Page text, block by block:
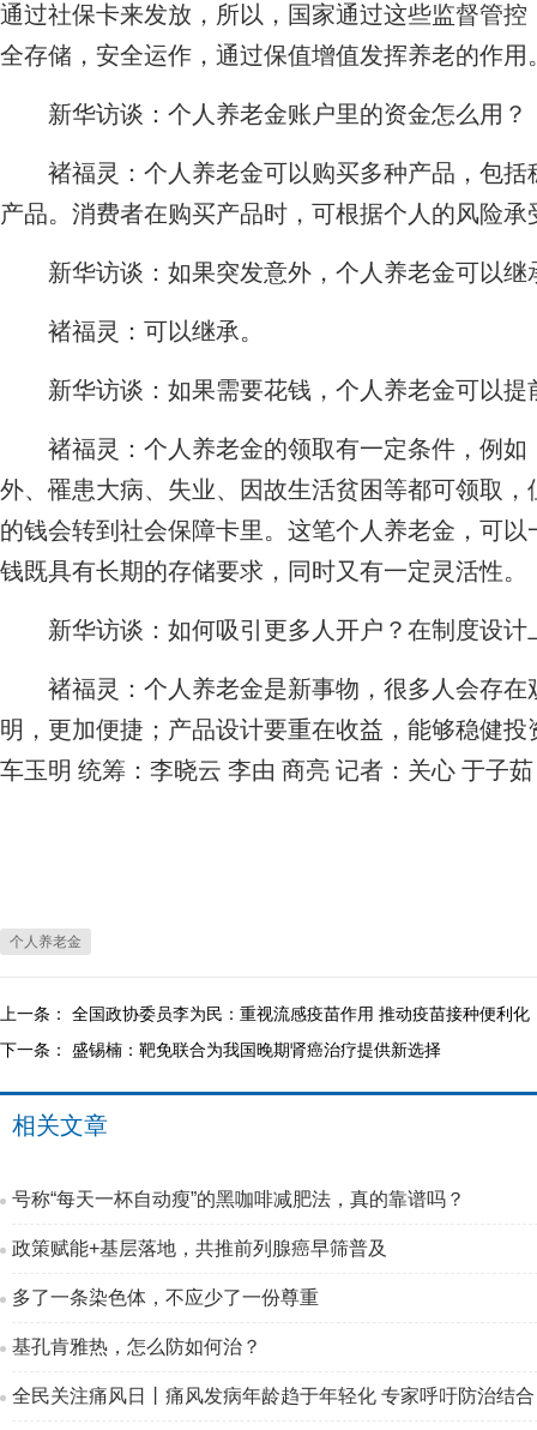
通过社保卡来发放，所以，国家通过这些监督管
全存储，安全运作，通过保值增值发挥养老的作用
新华访谈：个人养老金账户里的资金怎么用？
褚福灵： 个人养老金可以购买多种产品，包
产品。消费者在购买产品时，可根据个人的风险
新华访谈：如果突发意外，个人养老金可以继
褚福灵： 可以继承。
新华访谈：如果需要花钱，个人养老金可以
褚福灵： 个人养老金的领取有一定条件，例
外、罹患大病、失业、因故生活贫困等都可领取
的钱会转到社会保障卡里。这笔个人养老金，可
钱既具有长期的存储要求，同时又有一定灵活性。
新华访谈：如何吸引更多人开户？在制度设
褚福灵： 个人养老金是新事物，很多人会存
明，更加便捷；产品设计要重在收益，能够稳健
车玉明 统筹：李晓云 李由 商亮 记者：关心 于子
个人养老金
上一条： 全国政协委员李为民：重视流感疫苗作用 推动疫苗接种便利化
下一条： 盛锡楠：靶免联合为我国晚期肾癌治疗提供新选择
相关文章
号称“每天一杯自动瘦”的黑咖啡减肥法，真的靠谱吗？
政策赋能+基层落地，共推前列腺癌早筛普及
多了一条染色体，不应少了一份尊重
基孔肯雅热，怎么防如何治？
全民关注痛风日丨痛风发病年龄趋于年轻化 专家呼吁防治结合